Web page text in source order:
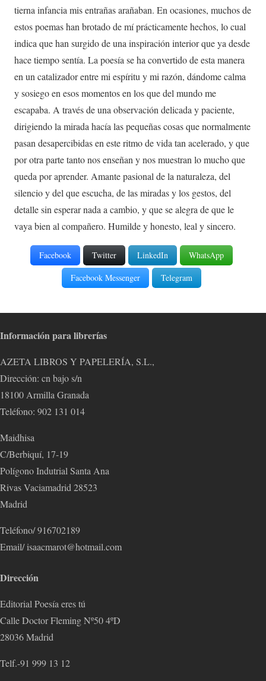
tierna infancia mis entrañas arañaban. En ocasiones, muchos de
estos poemas han brotado de mí prácticamente hechos, lo cual
indica que han surgido de una inspiración interior que ya desde
hace tiempo sentía. La poesía se ha convertido de esta manera
en un catalizador entre mi espíritu y mi razón, dándome calma
y sosiego en esos momentos en los que del mundo me
escapaba. A través de una observación delicada y paciente,
dirigiendo la mirada hacía las pequeñas cosas que normalmente
pasan desapercibidas en este ritmo de vida tan acelerado, y que
por otra parte tanto nos enseñan y nos muestran lo mucho que
queda por aprender. Amante pasional de la naturaleza, del
silencio y del que escucha, de las miradas y los gestos, del
detalle sin esperar nada a cambio, y que se alegra de que le
vaya bien al compañero. Humilde y honesto, leal y sincero.
Facebook Twitter LinkedIn
WhatsApp
Facebook Messenger
Telegram
Información para librerías
AZETA LIBROS Y PAPELERÍA, S.L.,
Dirección: cn bajo s/n
18100 Armilla Granada
Teléfono: 902 131 014
Maidhisa
C/Berbiquí, 17-19
Polígono Indutrial Santa Ana
Rivas Vaciamadrid 28523
Madrid
Teléfono/ 916702189
Email/ isaacmarot@hotmail.com
Dirección
Editorial Poesía eres tú
Calle Doctor Fleming Nº50 4ºD
28036 Madrid
Telf.-91 999 13 12